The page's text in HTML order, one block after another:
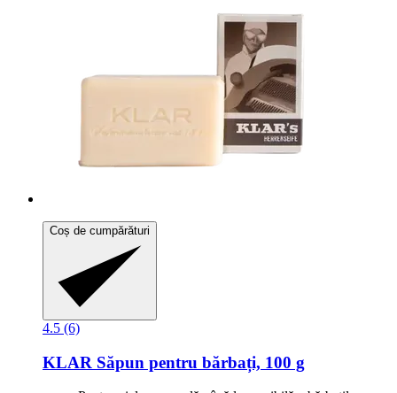
Coș de cumpărături
4.5 (6)
KLAR Săpun pentru bărbați, 100 g